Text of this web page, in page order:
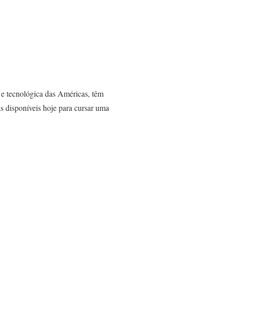
tecnológica das Américas, têm
disponíveis hoje para cursar uma